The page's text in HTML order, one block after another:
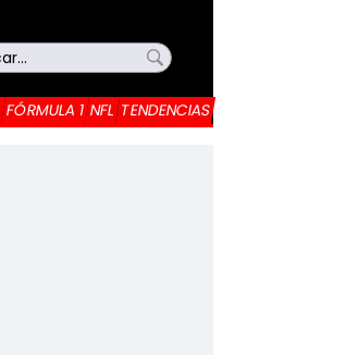
FÓRMULA 1 NFL TENDENCIAS